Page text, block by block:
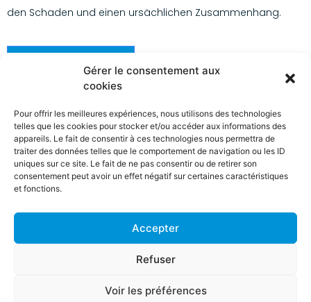
Gérer le consentement aux
cookies
Pour offrir les meilleures expériences, nous utilisons des technologies
telles que les cookies pour stocker et/ou accéder aux informations des
appareils. Le fait de consentir à ces technologies nous permettra de
traiter des données telles que le comportement de navigation ou les ID
uniques sur ce site. Le fait de ne pas consentir ou de retirer son
consentement peut avoir un effet négatif sur certaines caractéristiques
et fonctions.
Accepter
Refuser
Voir les préférences
den Schaden und einen ursächlichen Zusammenhang.
Copyright 2023 - 2026 Hubert-Errens